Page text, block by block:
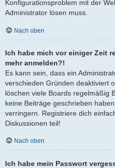
Konfigurationsproblem mit der
Administrator lösen muss.
Nach oben
Ich habe mich vor einiger Zeit
mehr anmelden?!
Es kann sein, dass ein
verschieden Gründen deaktiviert
löschen viele Boards regelmäßig
keine Beiträge geschrieben
verringern. Registriere dich
Diskussionen teil!
Nach oben
Ich habe mein Passwort